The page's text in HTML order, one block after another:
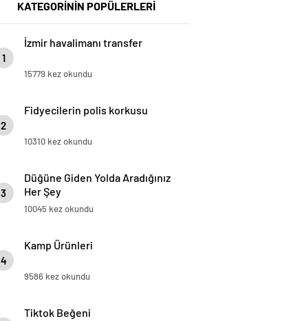
KATEGORİNİN POPÜLERLERİ
1
İzmir havalimanı transfer
15779 kez okundu
2
Fidyecilerin polis korkusu
10310 kez okundu
3
Düğüne Giden Yolda Aradığınız
Her Şey
10045 kez okundu
4
Kamp Ürünleri
9586 kez okundu
Tiktok Beğeni